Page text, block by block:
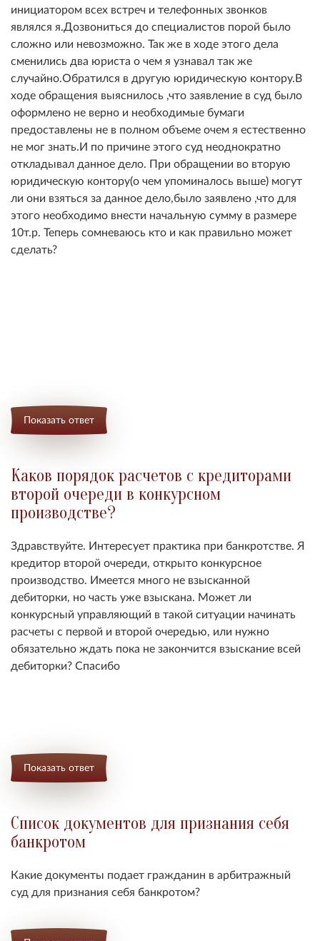
инициатором всех встреч и телефонных звонков
являлся я.Дозвониться до специалистов порой было
сложно или невозможно. Так же в ходе этого дела
сменились два юриста о чем я узнавал так же
случайно.Обратился в другую юридическую контору.В
ходе обращения выяснилось ,что заявление в суд было
оформлено не верно и необходимые бумаги
предоставлены не в полном объеме очем я естественно
не мог знать.И по причине этого суд неоднократно
откладывал данное дело. При обращении во вторую
юридическую контору(о чем упоминалось выше) могут
ли они взяться за данное дело,было заявлено ,что для
этого необходимо внести начальную сумму в размере
10т.р. Теперь сомневаюсь кто и как правильно может
сделать?
Показать ответ
Каков порядок расчетов с кредиторами
второй очереди в конкурсном
производстве?
Здравствуйте. Интересует практика при банкротстве. Я
кредитор второй очереди, открыто конкурсное
производство. Имеется много не взысканной
дебиторки, но часть уже взыскана. Может ли
конкурсный управляющий в такой ситуации начинать
расчеты с первой и второй очередью, или нужно
обязательно ждать пока не закончится взыскание всей
дебиторки? Спасибо
Показать ответ
Список документов для признания себя
банкротом
Какие документы подает гражданин в арбитражный
суд для признания себя банкротом?